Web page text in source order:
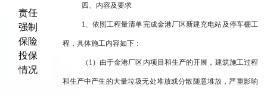
责任
强制
保险
投保
情况
四、内容及要求
1、依照工程量清单完成金港厂区新建充电站及停车棚工
程，具体施工内容如下：
（1） 由于金港厂区内项目和生产的开展，建筑施工过程
和生产中产生的大量垃圾无处堆放或分散随意堆放，严重影响